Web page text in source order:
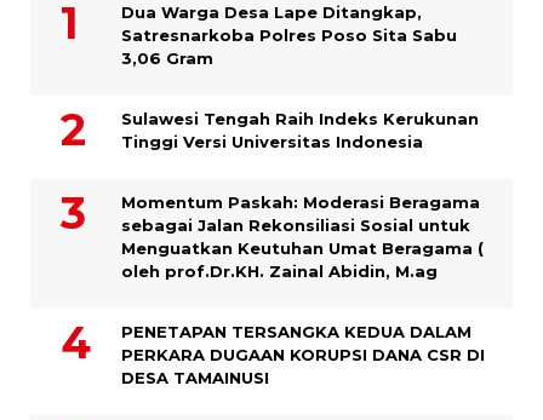
Dua Warga Desa Lape Ditangkap,
Satresnarkoba Polres Poso Sita Sabu
3,06 Gram
Sulawesi Tengah Raih Indeks Kerukunan
Tinggi Versi Universitas Indonesia
Momentum Paskah: Moderasi Beragama
sebagai Jalan Rekonsiliasi Sosial untuk
Menguatkan Keutuhan Umat Beragama (
oleh prof.Dr.KH. Zainal Abidin, M.ag
PENETAPAN TERSANGKA KEDUA DALAM
PERKARA DUGAAN KORUPSI DANA CSR DI
DESA TAMAINUSI